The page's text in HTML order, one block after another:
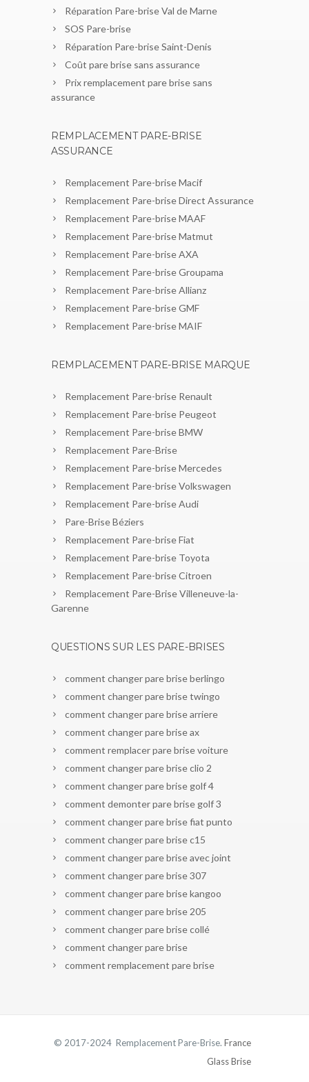
Réparation Pare-brise Val de Marne
SOS Pare-brise
Réparation Pare-brise Saint-Denis
Coût pare brise sans assurance
Prix remplacement pare brise sans
assurance
REMPLACEMENT PARE-BRISE
ASSURANCE
Remplacement Pare-brise Macif
Remplacement Pare-brise Direct Assurance
Remplacement Pare-brise MAAF
Remplacement Pare-brise Matmut
Remplacement Pare-brise AXA
Remplacement Pare-brise Groupama
Remplacement Pare-brise Allianz
Remplacement Pare-brise GMF
Remplacement Pare-brise MAIF
REMPLACEMENT PARE-BRISE MARQUE
Remplacement Pare-brise Renault
Remplacement Pare-brise Peugeot
Remplacement Pare-brise BMW
Remplacement Pare-Brise
Remplacement Pare-brise Mercedes
Remplacement Pare-brise Volkswagen
Remplacement Pare-brise Audi
Pare-Brise Béziers
Remplacement Pare-brise Fiat
Remplacement Pare-brise Toyota
Remplacement Pare-brise Citroen
Remplacement Pare-Brise Villeneuve-la-
Garenne
QUESTIONS SUR LES PARE-BRISES
comment changer pare brise berlingo
comment changer pare brise twingo
comment changer pare brise arriere
comment changer pare brise ax
comment remplacer pare brise voiture
comment changer pare brise clio 2
comment changer pare brise golf 4
comment demonter pare brise golf 3
comment changer pare brise fiat punto
comment changer pare brise c15
comment changer pare brise avec joint
comment changer pare brise 307
comment changer pare brise kangoo
comment changer pare brise 205
comment changer pare brise collé
comment changer pare brise
comment remplacement pare brise
© 2017-2024 Remplacement Pare-Brise. France
Glass Brise